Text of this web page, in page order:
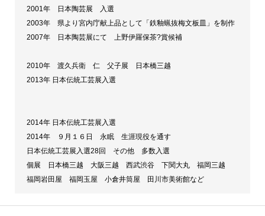
2001年 日本陶芸展 入選
2003年 県より宮内庁献上品として「鉄釉蝋抜梅文板皿」を制作
2007年 日本陶芸展にて 上野伊羅保茶?賞候補
2010年 渡久兵衛 仁 父子展 日本橋三越
2013年 日本伝統工芸展入選
2014年 日本伝統工芸展入選
2014年 ９月１６日 永眠 生涯現役を通す
日本伝統工芸展入選28回 その他 多数入選
個展 日本橋三越 大阪三越 西武渋谷 下関大丸 福岡三越
福岡岩田屋 福岡玉屋 小倉井筒屋 田川市美術館など